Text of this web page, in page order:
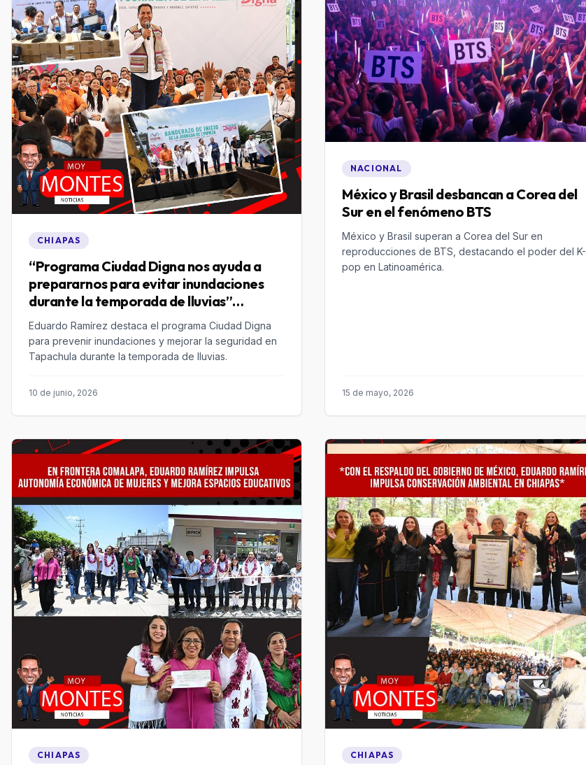
CHIAPAS
“Programa Ciudad Digna nos ayuda a
prepararnos para evitar inundaciones
durante la temporada de lluvias”
Eduardo Ramírez destaca el programa Ciudad Digna
para prevenir inundaciones y mejorar la seguridad en
Tapachula durante la temporada de lluvias.
10 de junio, 2026
NACIONAL
México y Brasil desbancan a Corea del
Sur en el fenómeno BTS
México y Brasil superan a Corea del Sur en
reproducciones de BTS, destacando el poder del K-
pop en Latinoamérica.
15 de mayo, 2026
CHIAPAS CHIAPAS